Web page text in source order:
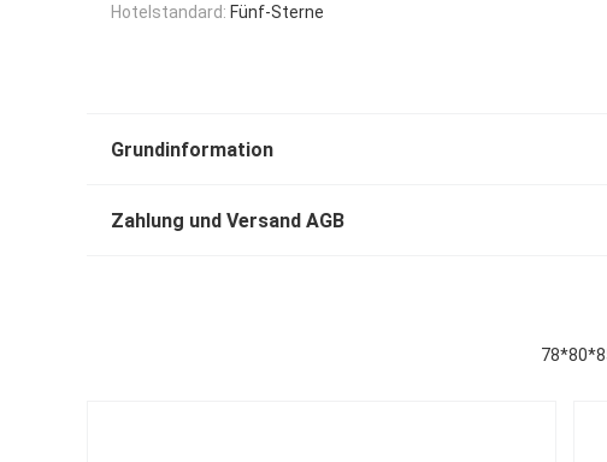
Hotelstandard: Fünf-Sterne
Grundinformation
Zahlung und Versand AGB